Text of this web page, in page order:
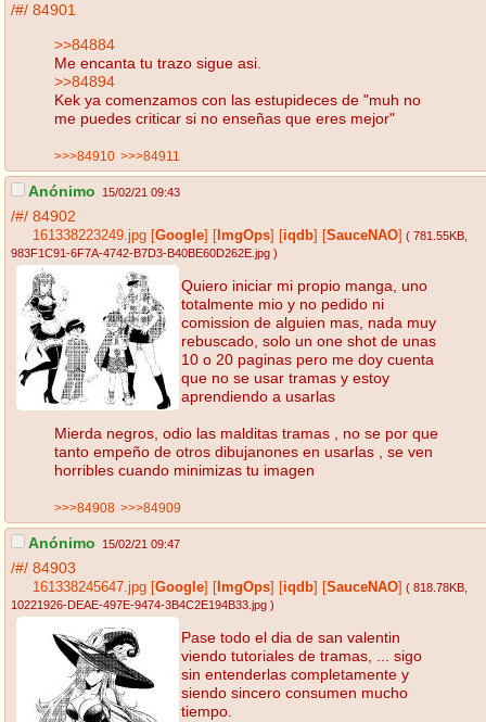
/#/ 84901
>>84884
Me encanta tu trazo sigue asi.
>>84894
Kek ya comenzamos con las estupideces de "muh no
me puedes criticar si no enseñas que eres mejor"
>>>84910 >>>84911
Anónimo 15/02/21 09:43
/#/ 84902
161338223249.jpg Google ImgOps iqdb SauceNAO ( 781.55KB
983F1C91-6F7A-4742-B7D3-B40BE60D262E.jpg )
Quiero iniciar mi propio manga, uno
totalmente mio y no pedido ni
comission de alguien mas, nada muy
rebuscado, solo un one shot de unas
10 o 20 paginas pero me doy cuenta
que no se usar tramas y estoy
aprendiendo a usarlas
Mierda negros, odio las malditas tramas , no se por que
tanto empeño de otros dibujanones en usarlas , se ven
horribles cuando minimizas tu imagen
>>>84908 >>>84909
Anónimo 15/02/21 09:47
/#/ 84903
161338245647.jpg Google ImgOps iqdb SauceNAO ( 818.78KB
10221926-DEAE-497E-9474-3B4C2E194B33.jpg )
Pase todo el dia de san valentin
viendo tutoriales de tramas, ... sigo
sin entenderlas completamente y
siendo sincero consumen mucho
tiempo.